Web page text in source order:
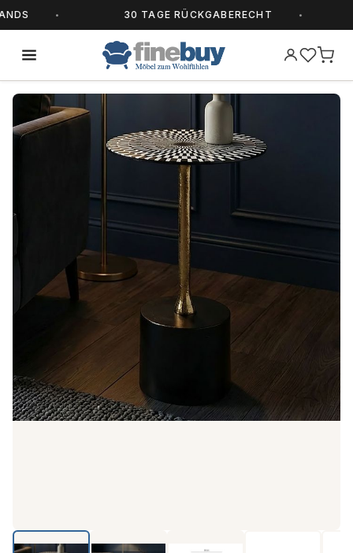
30 TAGE RÜCKGABERECHT